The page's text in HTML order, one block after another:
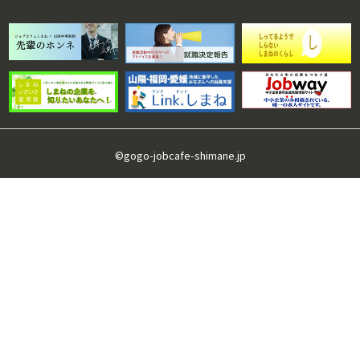
©gogo-jobcafe-shimane.jp